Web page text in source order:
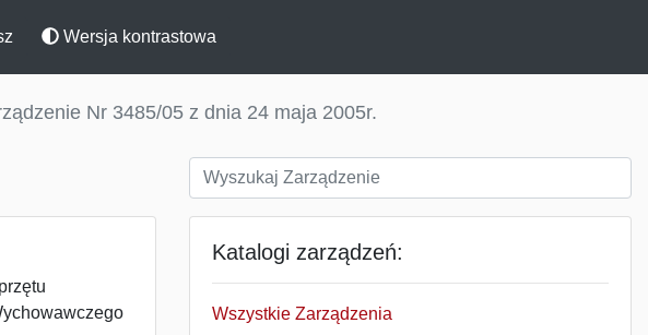
Wersja kontrastowa
Nr 3485/05 z dnia 24 maja 2005r.
Katalogi zarządzeń:
Wszystkie Zarządzenia